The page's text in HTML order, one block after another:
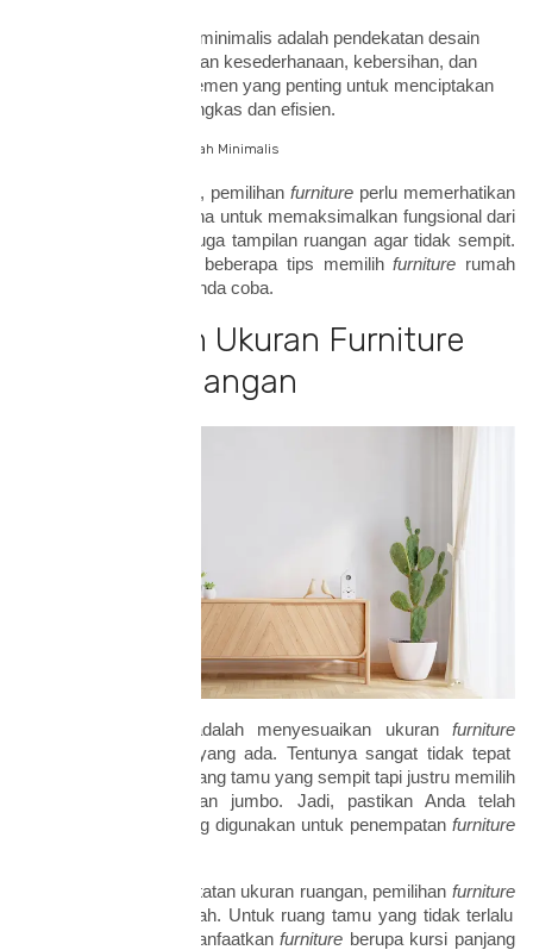
Adapun konsep rumah minimalis adalah pendekatan desain
interior yang menekankan kesederhanaan, kebersihan, dan
penggunaan elemen-elemen yang penting untuk menciptakan
tampilan rumah yang ringkas dan efisien.
Tips Memilih Furniture Rumah Minimalis
Untuk rumah minimalis, pemilihan furniture perlu memerhatikan
beberapa hal. Ini berguna untuk memaksimalkan fungsional dari
tersebut dan juga tampilan ruangan agar tidak sempit.
Berikut ini merupakan beberapa tips memilihfurniture rumah
minimalis yang dapat Anda coba.
1. Perhatikan Ukuran Furniture
dan Luas Ruangan
Tips yang pertama adalah menyesuaikan ukuran furniture
dengan luas ruangan yang ada. Tentunya sangat tidak tepat
ketika Anda memiliki ruang tamu yang sempit tapi justru memilih
dengan ukuran jumbo. Jadi, pastikan Anda telah
mengukur ruangan yang digunakan untuk penempatan furniture
Jika sudah memiliki catatan ukuran ruangan, pemilihan furniture
pun menjadi lebih mudah. Untuk ruang tamu yang tidak terlalu
luas, Anda dapat memanfaatkanfurniture berupa kursi panjang